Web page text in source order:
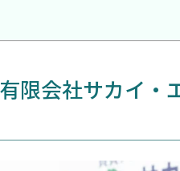
限会社サカイ・